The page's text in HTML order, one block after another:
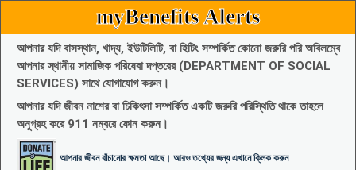
myBenefits Alerts
আপনার যদি বাসস্থান, খাদ্য, ইউটিলিটি, বা হিটিং সম্পর্কিত কোনো জরুরি পরি অবিলম্বে
আপনার স্থানীয় সামাজিক পরিষেবা দপ্তরের (DEPARTMENT OF SOCIAL
SERVICES) সাথে যোগাযোগ করুন।
আপনার যদি জীবন নাশের বা চিকিৎসা সম্পর্কিত একটি জরুরি পরিস্থিতি থাকে তাহলে
অনুগ্রহ করে 911 নম্বরে ফোন করুন।
আপনার জীবন বাঁচানোর ক্ষমতা আছে। আরও তথ্যের জন্য এখানে ক্লিক করুন